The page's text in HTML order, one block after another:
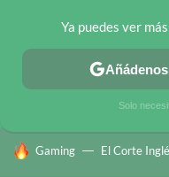
CHOLLOS TELEGRAM
HOY SE HABLA DE
Gaming El Corte
Ya puedes ver
Solo